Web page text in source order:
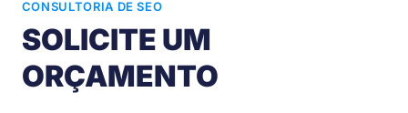
CONSULTORIA DE SEO
SOLICITE UM
ORÇAMENTO